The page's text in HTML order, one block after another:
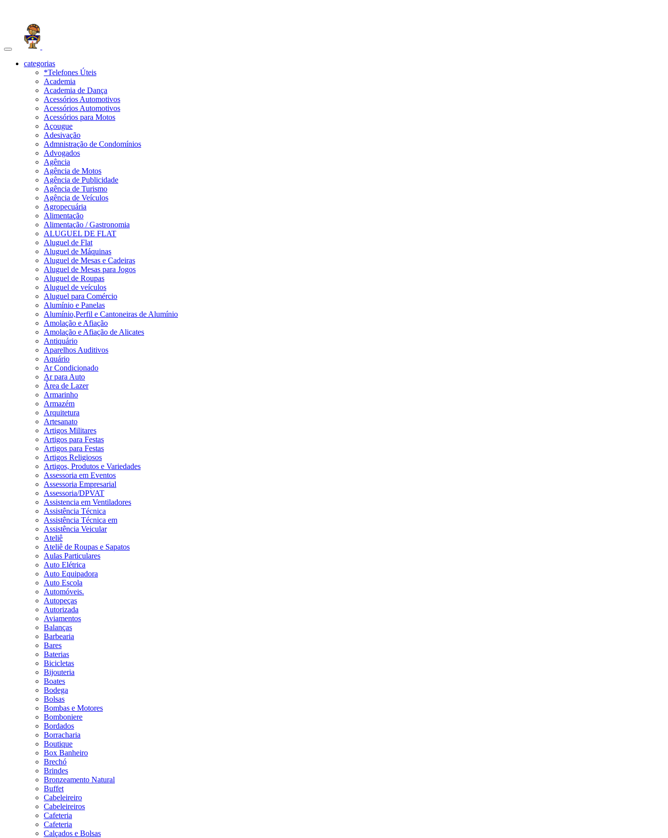
Toggle
navigationcategorias
*Telefones Úteis
Academia
Academia de Dança
Acessórios Automotivos
Acessórios Automotivos
Acessórios para Motos
Açougue
Adesivação
Admnistração de Condomínios
Advogados
Agência
Agência de Motos
Agência de Publicidade
Agência de Turismo
Agência de Veículos
Agropecuária
Alimentação
Alimentação / Gastronomia
ALUGUEL DE FLAT
Aluguel de Flat
Aluguel de Máquinas
Aluguel de Mesas e Cadeiras
Aluguel de Mesas para Jogos
Aluguel de Roupas
Aluguel de veículos
Aluguel para Comércio
Alumínio e Panelas
Alumínio,Perfil e Cantoneiras de Alumínio
Amolação e Afiação
Amolação e Afiação de Alicates
Antiquário
Aparelhos Auditivos
Aquário
Ar Condicionado
Ar para Auto
Área de Lazer
Armarinho
Armazém
Arquitetura
Artesanato
Artigos Militares
Artigos para Festas
Artigos para Festas
Artigos Religiosos
Artigos, Produtos e Variedades
Assessoria em Eventos
Assessoria Empresarial
Assessoria/DPVAT
Assistencia em Ventiladores
Assistência Técnica
Assistência Técnica em
Assistência Veicular
Ateliê
Ateliê de Roupas e Sapatos
Aulas Particulares
Auto Elétrica
Auto Equipadora
Auto Escola
Automóveis.
Autopeças
Autorizada
Aviamentos
Balanças
Barbearia
Bares
Baterias
Bicicletas
Bijouteria
Boates
Bodega
Bolsas
Bombas e Motores
Bomboniere
Bordados
Borracharia
Boutique
Box Banheiro
Brechó
Brindes
Bronzeamento Natural
Buffet
Cabeleireiro
Cabeleireiros
Cafeteria
Cafeteria
Calçados e Bolsas